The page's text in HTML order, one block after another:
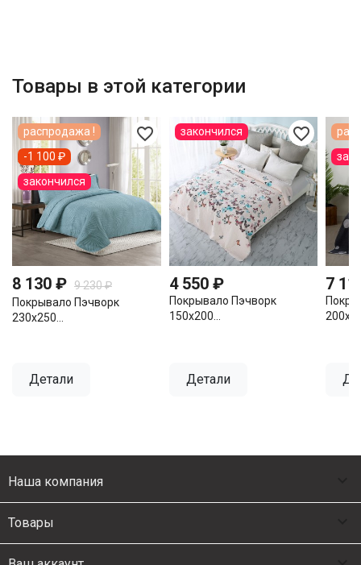
Товары в этой категории
favorite_border
8 130 ₽ 9 230 ₽
Покрывало Пэчворк
230х250...
Детали
распродажа !
-1 100 ₽
закончился
favorite_border
4 550 ₽
Покрывало Пэчворк
150х200...
Детали
закончился
7
Наша компания
Товары